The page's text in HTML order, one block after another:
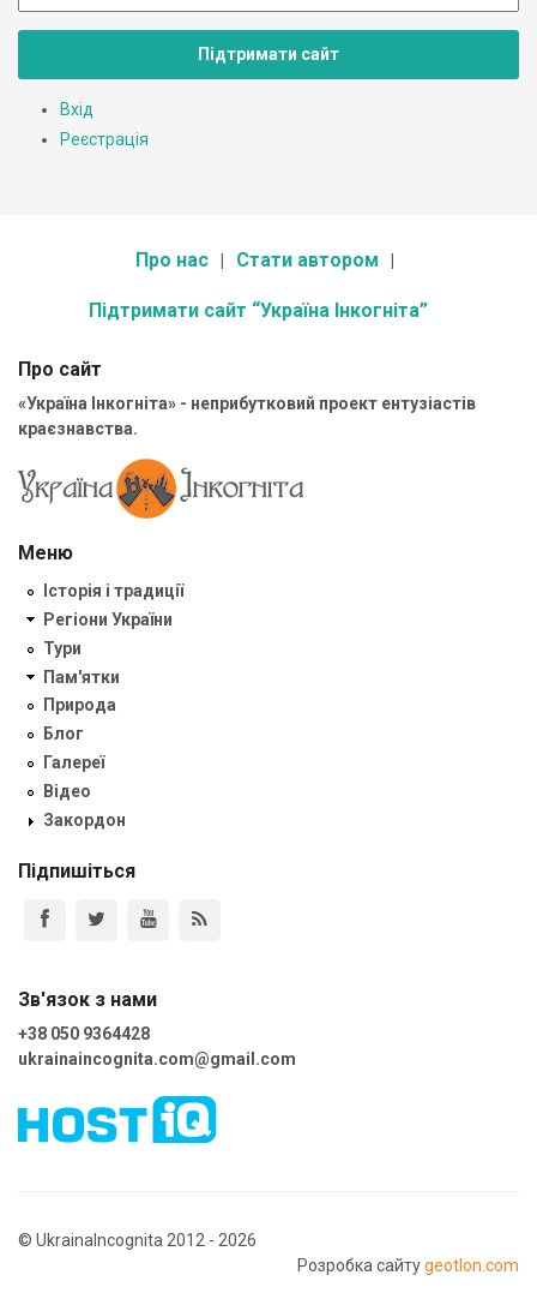
Підтримати сайт
Вхід
Реєстрація
Про нас Стати автором
Підтримати сайт “Україна Інкогніта”
Про сайт
«Україна Інкогніта» - неприбутковий проект ентузіастів
краєзнавства.
Меню
Історія і традиції
Регіони України
Тури
Пам'ятки
Природа
Блог
Галереї
Відео
Закордон
Підпишіться
Зв'язок з нами
+38 050 9364428
ukrainaincognita.com@gmail.com
© UkrainaIncognita 2012 - 2026
Розробка сайтуgeotlon.com